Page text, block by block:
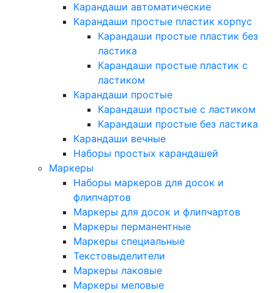
Карандаши автоматические
Карандаши простые пластик корпус
Карандаши простые пластик без
ластика
Карандаши простые пластик с
ластиком
Карандаши простые
Карандаши простые с ластиком
Карандаши простые без ластика
Карандаши вечные
Наборы простых карандашей
Маркеры
Наборы маркеров для досок и
флипчартов
Маркеры для досок и флипчартов
Маркеры перманентные
Маркеры специальные
Текстовыделители
Маркеры лаковые
Маркеры меловые